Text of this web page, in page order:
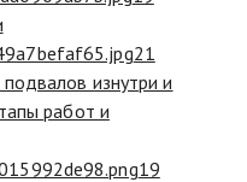
21
изнутри и
работ и
19